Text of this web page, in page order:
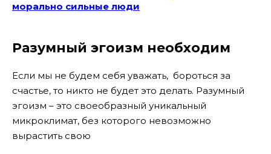
морально сильные люди
Разумный эгоизм необходим
Если мы не будем себя уважать, бороться за
счастье, то никто не будет это делать. Разумный
эгоизм – это своеобразный уникальный
микроклимат, без которого невозможно
вырастить свою